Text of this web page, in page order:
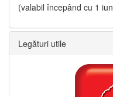
(valabil începând cu 1
Legături utile